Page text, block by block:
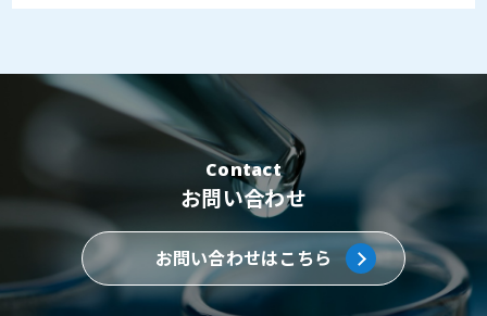
Contact
お問い合わせ
お問い合わせはこちら